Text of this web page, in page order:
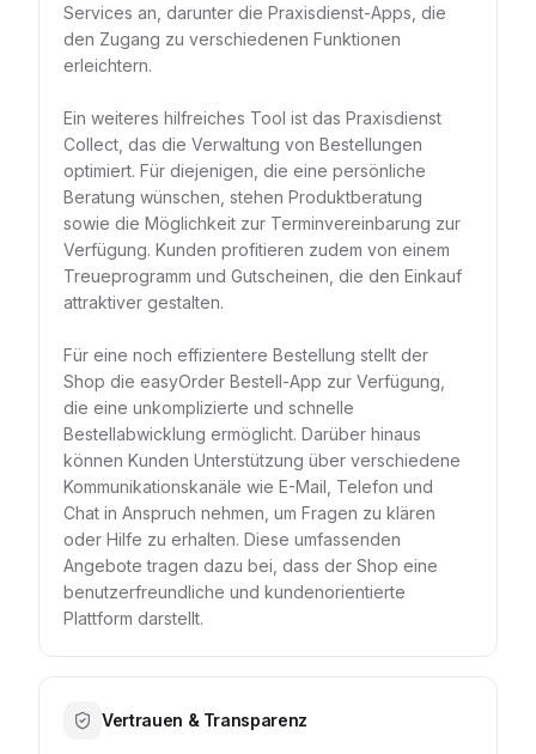
Services an, darunter die Praxisdienst-Apps, die
den Zugang zu verschiedenen Funktionen
erleichtern.
Ein weiteres hilfreiches Tool ist das Praxisdienst
Collect, das die Verwaltung von Bestellungen
optimiert. Für diejenigen, die eine persönliche
Beratung wünschen, stehen Produktberatung
sowie die Möglichkeit zur Terminvereinbarung zur
Verfügung. Kunden profitieren zudem von einem
Treueprogramm und Gutscheinen, die den Einkauf
attraktiver gestalten.
Für eine noch effizientere Bestellung stellt der
Shop die easyOrder Bestell-App zur Verfügung,
die eine unkomplizierte und schnelle
Bestellabwicklung ermöglicht. Darüber hinaus
können Kunden Unterstützung über verschiedene
Kommunikationskanäle wie E-Mail, Telefon und
Chat in Anspruch nehmen, um Fragen zu klären
oder Hilfe zu erhalten. Diese umfassenden
Angebote tragen dazu bei, dass der Shop eine
benutzerfreundliche und kundenorientierte
Plattform darstellt.
Vertrauen & Transparenz